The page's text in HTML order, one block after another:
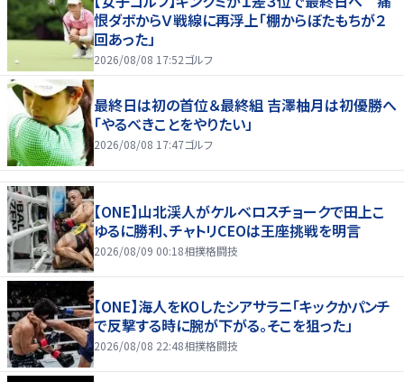
恨ダボからＶ戦線に再浮上「棚からぼたもちが２
回あった」
2026/08/08 17:52ゴルフ
最終日は初の首位＆最終組 吉澤柚月は初優勝へ
「やるべきことをやりたい」
2026/08/08 17:47ゴルフ
【ONE】山北渓人がケルベロスチョークで田上こ
ゆるに勝利、チャトリCEOは王座挑戦を明言
2026/08/09 00:18相撲格闘技
【ONE】海人をKOしたシアサラニ「キックかパンチ
で反撃する時に腕が下がる。そこを狙った」
2026/08/08 22:48相撲格闘技